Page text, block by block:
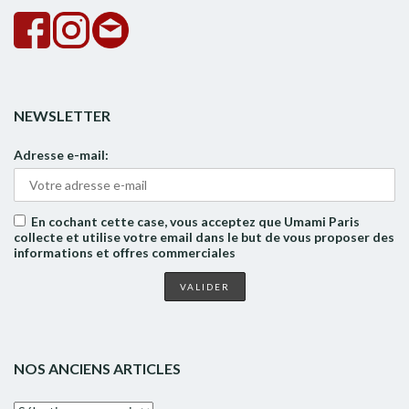
NEWSLETTER
Adresse e-mail:
En cochant cette case, vous acceptez que Umami Paris
collecte et utilise votre email dans le but de vous proposer des
informations et offres commerciales
NOS ANCIENS ARTICLES